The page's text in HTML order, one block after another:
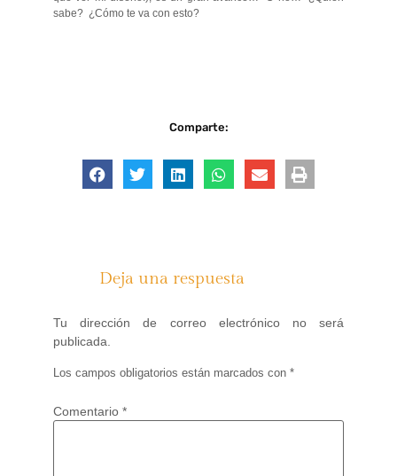
sabe? ¿Cómo te va con esto?
Comparte:
Deja una respuesta
Tu dirección de correo electrónico no será
publicada.
Los campos obligatorios están marcados con *
Comentario *